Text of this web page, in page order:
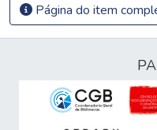
Página do item